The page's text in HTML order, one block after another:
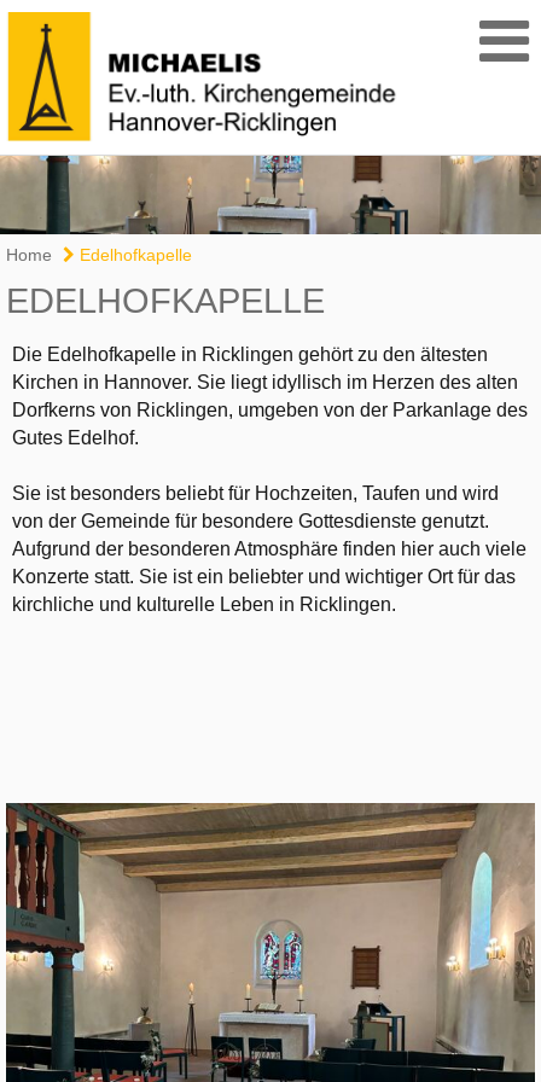
Home Edelhofkapelle
EDELHOFKAPELLE
Die Edelhofkapelle in Ricklingen gehört zu den ältesten
Kirchen in Hannover. Sie liegt idyllisch im Herzen des alten
Dorfkerns von Ricklingen, umgeben von der Parkanlage des
Gutes Edelhof.
Sie ist besonders beliebt für Hochzeiten, Taufen und wird
von der Gemeinde für besondere Gottesdienste genutzt.
Aufgrund der besonderen Atmosphäre finden hier auch viele
Konzerte statt. Sie ist ein beliebter und wichtiger Ort für das
kirchliche und kulturelle Leben in Ricklingen.